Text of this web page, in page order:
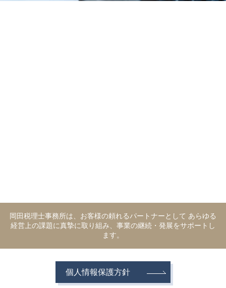
岡田税理士事務所は、お客様の頼れるパートナーとして あらゆる
経営上の課題に真摯に取り組み、事業の継続・発展をサポートし
ます。
個人情報保護方針